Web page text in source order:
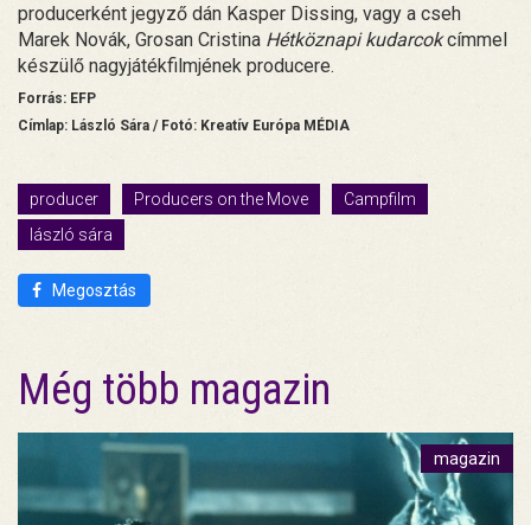
producerként jegyző dán Kasper Dissing, vagy a cseh
Marek Novák, Grosan Cristina Hétköznapi kudarcokcímmel
készülő nagyjátékfilmjének producere.
Forrás: EFP
Címlap: László Sára / Fotó: Kreatív Európa MÉDIA
producer Producers on the Move
Campfilm
lászló sára
Megosztás
Még több magazin
magazin